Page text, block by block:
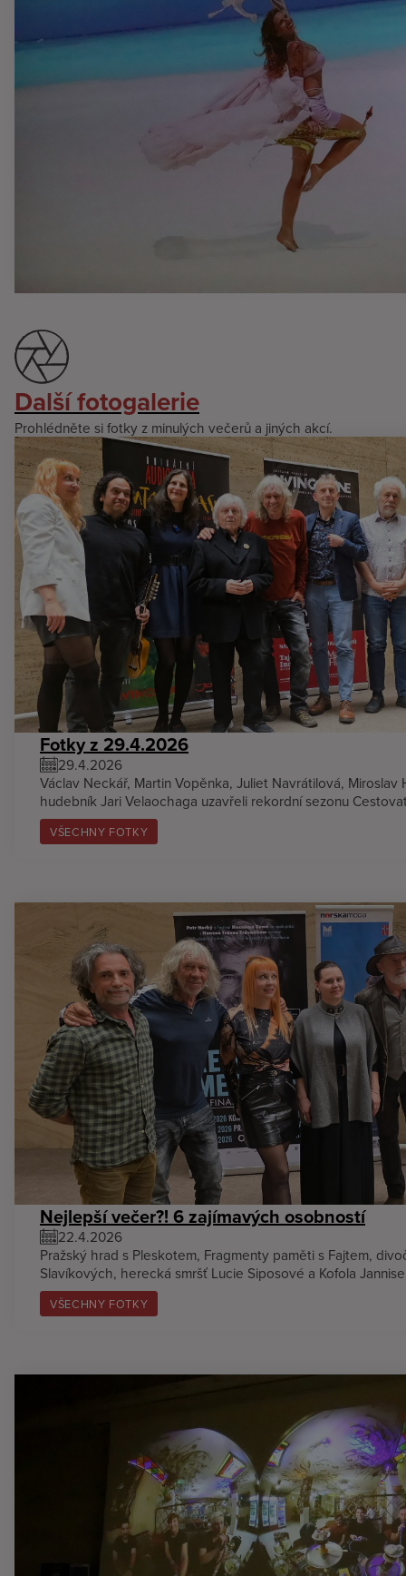
Další fotogalerie
Prohlédněte si fotky z minulých večerů a jiných akcí.
Fotky z 29.4.2026
29.4.2026
Václav Neckář, Martin Vopěnka, Juliet Navrátilová, Miroslav
hudebník Jari Velaochaga uzavřeli rekordní sezonu
VŠECHNY FOTKY
Nejlepší večer?! 6 zajímavých osobností
22.4.2026
Pražský hrad s Pleskotem, Fragmenty paměti s Fajtem,
Slavíkových, herecká smršť Lucie Siposové a Kofola
VŠECHNY FOTKY